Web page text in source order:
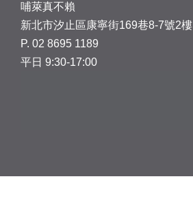
哺萊真不賴
新北市汐止區康寧街169巷8-7號2樓
P. 02 8695 1189
平日 9:30-17:00